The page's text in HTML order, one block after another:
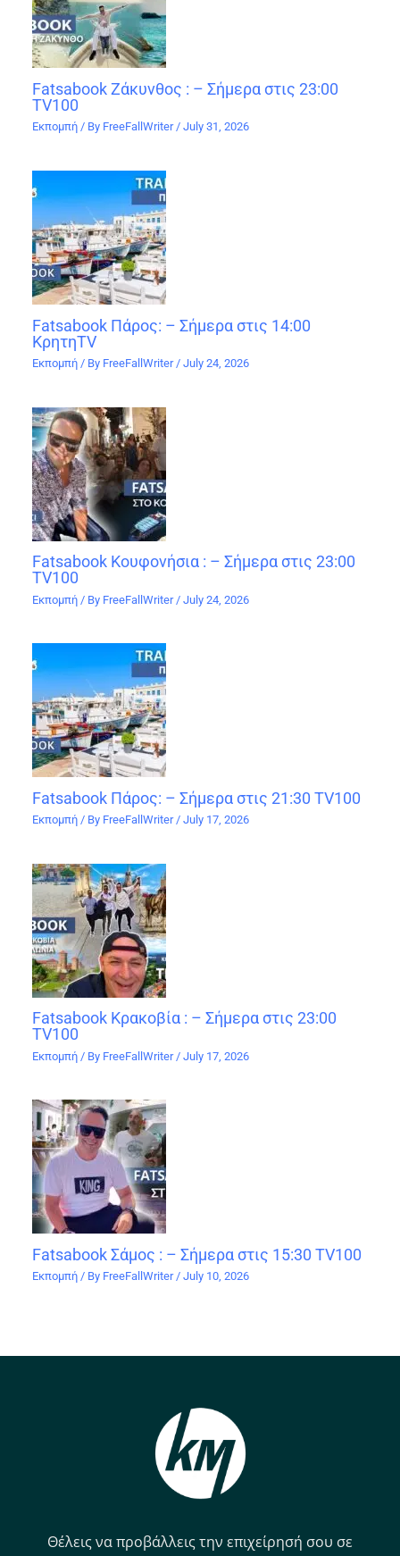
Fatsabook Ζάκυνθος : – Σήμερα στις 23:00
TV100
Εκπομπή / By FreeFallWriter/July 31, 2026
Fatsabook Πάρος: – Σήμερα στις 14:00
ΚρητηTV
Εκπομπή / By FreeFallWriter /July 24, 2026
Fatsabook Κουφονήσια : – Σήμερα στις 23:00
TV100
Εκπομπή / By FreeFallWriter /July 24, 2026
Fatsabook Πάρος: – Σήμερα στις 21:30 TV100
Εκπομπή / By FreeFallWriter/July 17, 2026
Fatsabook Κρακοβία : – Σήμερα στις 23:00
TV100
Εκπομπή / By FreeFallWriter /July 17, 2026
Fatsabook Σάμος : – Σήμερα στις 15:30 TV100
Εκπομπή / By FreeFallWriter/July 10, 2026
Θέλεις να προβάλλεις την επιχείρησή σου σε